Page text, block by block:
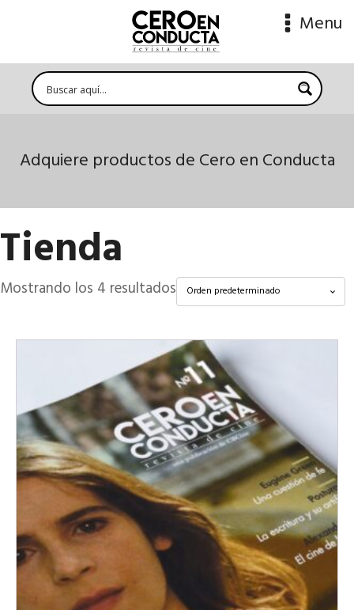
Menu
Adquiere productos de Cero en Conducta
Tienda
Mostrando los 4 resultados